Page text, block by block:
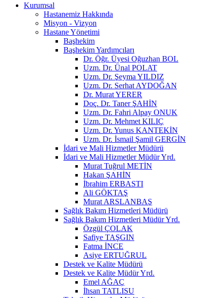
Kurumsal
Hastanemiz Hakkında
Misyon - Vizyon
Hastane Yönetimi
Başhekim
Başhekim Yardımcıları
Dr. Öğr. Üyesi Oğuzhan BOL
Uzm. Dr. Ünal POLAT
Uzm. Dr. Şeyma YILDIZ
Uzm. Dr. Serhat AYDOĞAN
Dr. Murat YERER
Doç. Dr. Taner ŞAHİN
Uzm. Dr. Fahri Alpay ONUK
Uzm. Dr. Mehmet KILIÇ
Uzm. Dr. Yunus KANTEKİN
Uzm. Dr. İsmail Şamil GERGİN
İdari ve Mali Hizmetler Müdürü
İdari ve Mali Hizmetler Müdür Yrd.
Murat Tuğrul METİN
Hakan ŞAHİN
İbrahim ERBASTI
Ali GÖKTAŞ
Murat ARSLANBAŞ
Sağlık Bakım Hizmetleri Müdürü
Sağlık Bakım Hizmetleri Müdür Yrd.
Özgül ÇOLAK
Safiye TAŞGIN
Fatma İNCE
Asiye ERTUĞRUL
Destek ve Kalite Müdürü
Destek ve Kalite Müdür Yrd.
Emel AĞAÇ
İhsan TATLISU